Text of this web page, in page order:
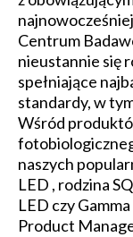
Centrum
nieustannie się
spełniające
standardy, w
Wśród
naszych
LED , rodzina
LED czy
Product